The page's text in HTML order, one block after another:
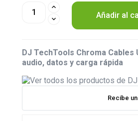
Añadir al
DJ TechTools Chroma Cables
audio, datos y carga rápida
Recibe